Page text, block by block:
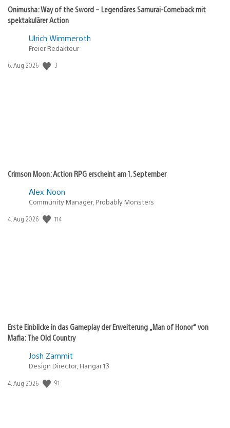
Onimusha: Way of the Sword – Legendäres Samurai-Comeback mit
spektakulärer Action
Ulrich Wimmeroth
Freier Redakteur
Veröffentlichungsdatum:
6. Aug 2026 3
Crimson Moon: Action RPG erscheint am 1. September
Alex Noon
Community Manager, Probably Monsters
Veröffentlichungsdatum:
4. Aug 2026 114
Erste Einblicke in das Gameplay der Erweiterung „Man of Honor“ von
Mafia: The Old Country
Josh Zammit
Design Director, Hangar 13
Veröffentlichungsdatum:
4. Aug 2026 91